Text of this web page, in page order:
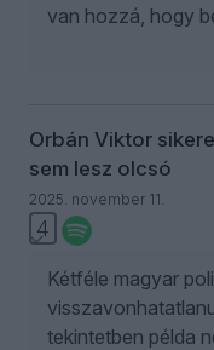
van hozzá, hogy
Orbán Viktor
sem lesz olcsó
2025. november 11.
4
Kétféle magyar
tekintetben példa